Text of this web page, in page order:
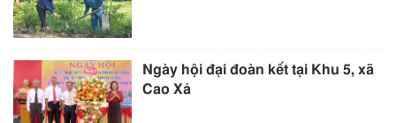
Ngày hội đại đoàn kết tại Khu 5, xã
Cao Xá